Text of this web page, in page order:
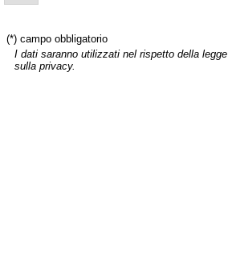
(*) campo obbligatorio
I dati saranno utilizzati nel rispetto della legge
sulla privacy.